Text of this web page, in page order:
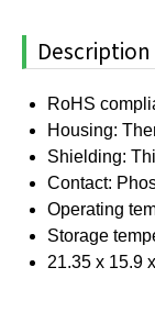
Description
RoHS
Housing:
Shielding:
Contact:
Operating
Storage
21.35 x 15.9